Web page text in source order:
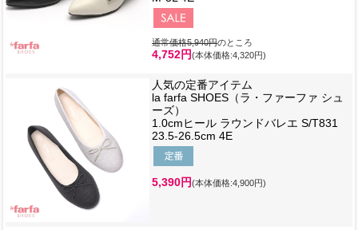
通常価格5,940円のところ
4,752円(本体価格:4,320円)
人気の定番アイテム
la farfa SHOES（ラ・ファーファ シュ
ーズ）
1.0cmヒール ラウンドバレエ S/T831
23.5-26.5cm 4E
5,390円(本体価格:4,900円)